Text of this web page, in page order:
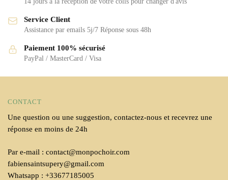
Service Client
Assistance par emails 5j/7 Réponse sous 48h
Paiement 100% sécurisé
PayPal / MasterCard / Visa
CONTACT
Une question ou une suggestion, contactez-nous et recevrez une
réponse en moins de 24h
Par e-mail : contact@monpochoir.com
fabiensaintsupery@gmail.com
Whatsapp : +33677185005